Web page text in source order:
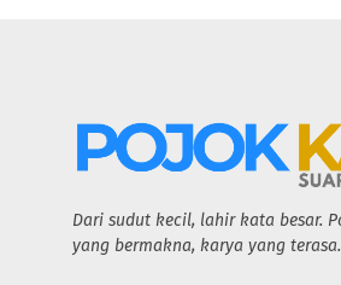
Dari sudut kecil, lahir kata besar.
yang bermakna, karya yang terasa.